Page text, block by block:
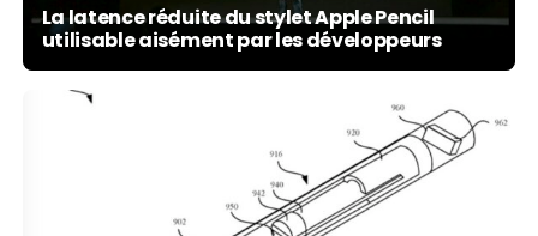
La latence réduite du stylet Apple Pencil
utilisable aisément par les développeurs